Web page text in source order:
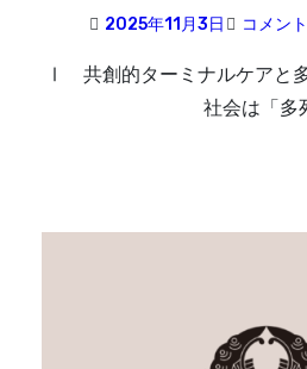
2025年11月3日 コメン
Ⅰ 共創的ターミナルケアと多職種連携の課題 日本
社会は「多